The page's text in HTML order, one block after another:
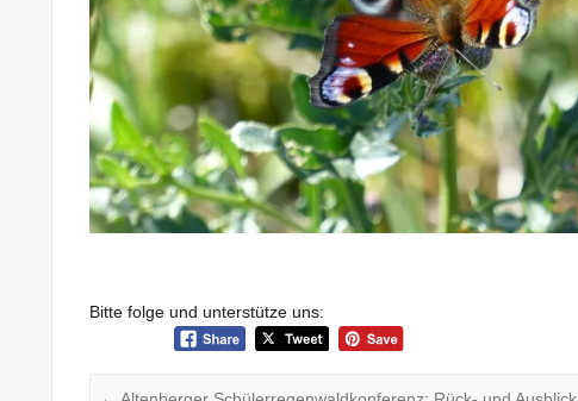
Bitte folge und unterstütze uns: